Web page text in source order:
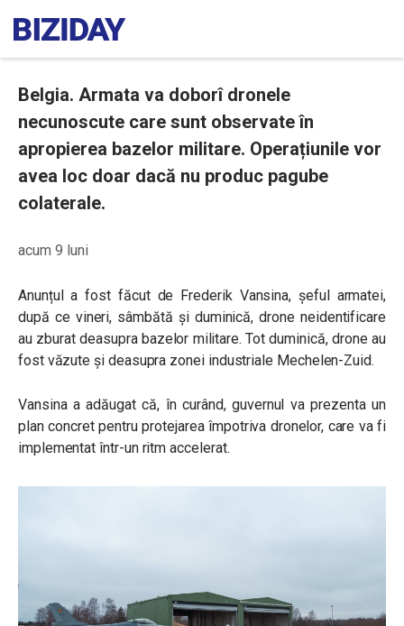
Belgia. Armata va doborî dronele
necunoscute care sunt observate în
apropierea bazelor militare. Operațiunile vor
avea loc doar dacă nu produc pagube
colaterale.
acum 9 luni
Anunțul a fost făcut de Frederik Vansina, șeful armatei,
după ce vineri, sâmbătă și duminică, drone neidentificare
au zburat deasupra bazelor militare. Tot duminică, drone au
fost văzute și deasupra zonei industriale Mechelen-Zuid.
Vansina a adăugat că, în curând, guvernul va prezenta un
plan concret pentru protejarea împotriva dronelor, care va fi
implementat într-un ritm accelerat.